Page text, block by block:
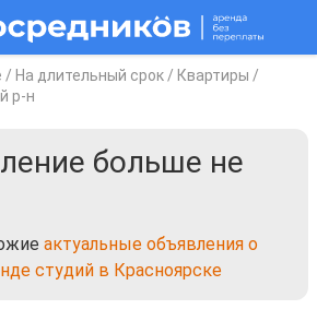
/ На длительный срок / Квартиры /
р-н
больше не
актуальные объявления о
студий в Красноярске